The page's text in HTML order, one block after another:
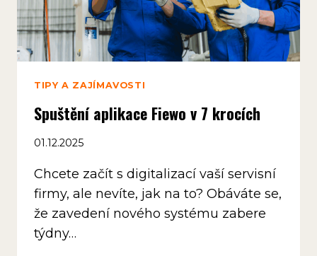
TIPY A ZAJÍMAVOSTI
Spuštění aplikace Fiewo v 7 krocích
01.12.2025
Chcete začít s digitalizací vaší servisní
firmy, ale nevíte, jak na to? Obáváte se,
že zavedení nového systému zabere
týdny…